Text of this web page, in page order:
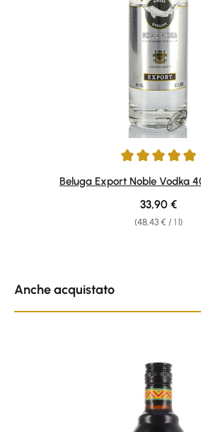
Average rating of 4.92 out of 5 stars
Beluga Export Noble Vodka
(48,43 € / 1 l)
Regular
33,90 €
Anche acquistato